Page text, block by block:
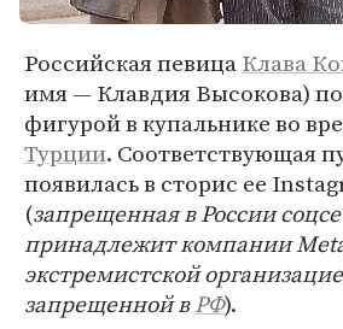
Российская певицаКлава
имя — Клавдия Высокова)
фигурой в купальнике во
Турции. Соответствующая
появилась в сторис ее
(запрещенная в России
принадлежит компании
экстремистской
запрещенной вРФ).